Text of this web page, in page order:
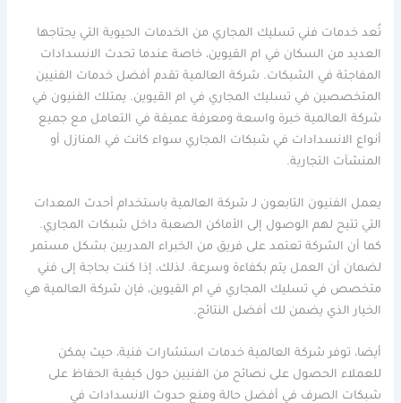
تُعد خدمات فني تسليك المجاري من الخدمات الحيوية التي يحتاجها
العديد من السكان في ام القيوين، خاصة عندما تحدث الانسدادات
المفاجئة في الشبكات. شركة العالمية تقدم أفضل خدمات الفنيين
المتخصصين في تسليك المجاري في ام القيوين. يمتلك الفنيون في
شركة العالمية خبرة واسعة ومعرفة عميقة في التعامل مع جميع
أنواع الانسدادات في شبكات المجاري سواء كانت في المنازل أو
المنشآت التجارية.
يعمل الفنيون التابعون لـ شركة العالمية باستخدام أحدث المعدات
التي تتيح لهم الوصول إلى الأماكن الصعبة داخل شبكات المجاري.
كما أن الشركة تعتمد على فريق من الخبراء المدربين بشكل مستمر
لضمان أن العمل يتم بكفاءة وسرعة. لذلك، إذا كنت بحاجة إلى فني
متخصص في تسليك المجاري في ام القيوين، فإن شركة العالمية هي
الخيار الذي يضمن لك أفضل النتائج.
أيضا، توفر شركة العالمية خدمات استشارات فنية، حيث يمكن
للعملاء الحصول على نصائح من الفنيين حول كيفية الحفاظ على
شبكات الصرف في أفضل حالة ومنع حدوث الانسدادات في